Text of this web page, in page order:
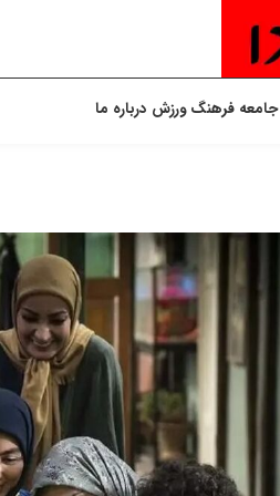
جامعه فرهنگورزش درباره ما